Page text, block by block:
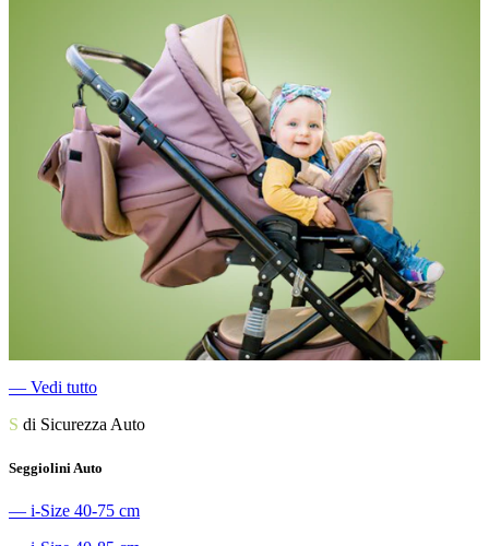
― Vedi tutto
S di Sicurezza Auto
Seggiolini Auto
― i-Size 40-75 cm